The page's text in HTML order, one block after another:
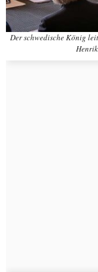
Der schwedische König